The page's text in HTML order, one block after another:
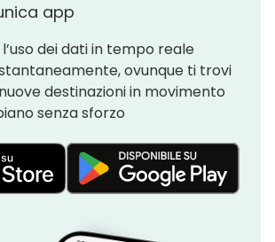
app
dei dati in tempo reale
ovunque ti trovi
destinazioni in movimento
senza sforzo